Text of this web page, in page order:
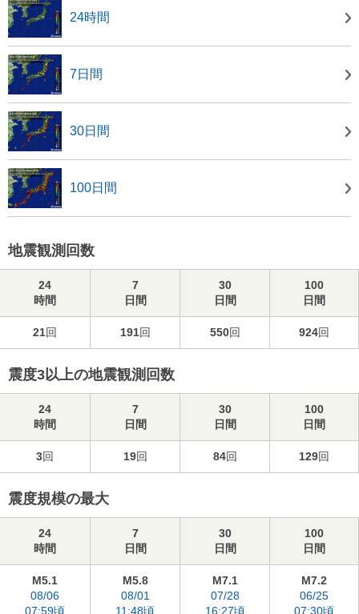
24時間
7日間
30日間
100日間
地震観測回数
24
時間
7
日間
30
日間
100
日間
21回 191回 550回 924回
震度3以上の地震観測回数
24
時間
7
日間
30
日間
100
日間
3回 19回 84回 129回
震度規模の最大
24
時間
7
日間
30
日間
100
日間
M5.1
08/06
07:59頃
M5.8
08/01
11:48頃
M7.1
07/28
16:27頃
M7.2
06/25
07:30頃